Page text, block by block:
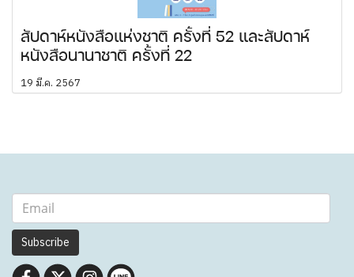
สัปดาห์หนังสือแห่งชาติ ครั้งที่ 52 และสัปดาห์
หนังสือนานาชาติ ครั้งที่ 22
19 มี.ค. 2567
Subscribe